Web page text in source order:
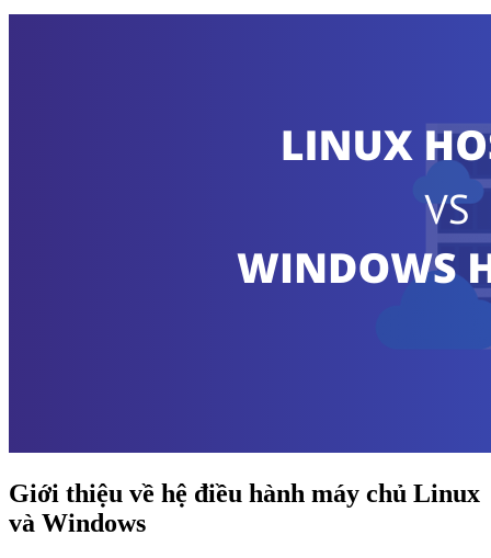
Giới thiệu về hệ điều hành máy chủ Linux
và Windows